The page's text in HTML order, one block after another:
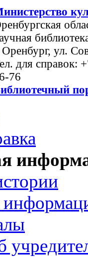
Оренбург, ул.
для справок:
76